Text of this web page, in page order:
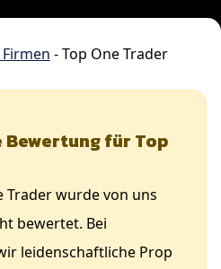
-Top One Trader
für Top
Trader wurde von uns
bewertet. Bei
leidenschaftliche Prop